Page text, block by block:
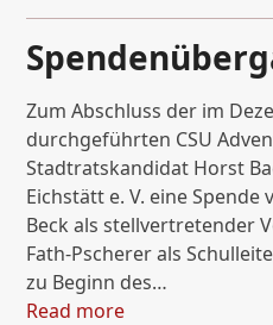
Zum Abschluss der im
durchgeführten CSU
Stadtratskandidat Horst
Eichstätt e. V. eine Spende
Beck als stellvertretender
Fath-Pscherer als
zu Beginn des…
Read more